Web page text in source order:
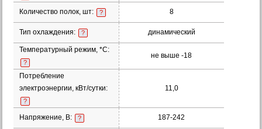
Количество полок, шт: ? 8
Тип охлаждения: ? динамический
Температурный режим, *С:
?
не выше -18
Потребление
электроэнергии, кВт/сутки:
?
11,0
Напряжение, В: ? 187-242